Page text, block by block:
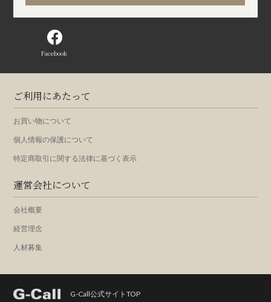
Facebook
ご利用にあたって
お買い物について
個人情報の保護について
特定商取引に関する法律に基づく表示
運営会社について
会社概要
経営理念
人材募集
G-Call公式サイトTOP